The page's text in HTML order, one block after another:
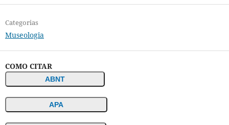
Categorias
Museologia
COMO CITAR
ABNT
APA